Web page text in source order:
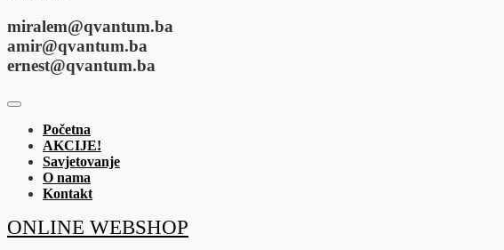
miralem@qvantum.ba
amir@qvantum.ba
ernest@qvantum.ba
Početna
AKCIJE!
Savjetovanje
O nama
Kontakt
ONLINE WEBSHOP